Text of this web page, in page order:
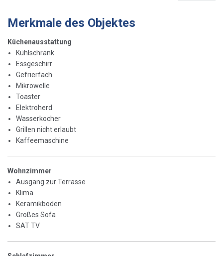
Merkmale des Objektes
Küchenausstattung
Kühlschrank
Essgeschirr
Gefrierfach
Mikrowelle
Toaster
Elektroherd
Wasserkocher
Grillen nicht erlaubt
Kaffeemaschine
Wohnzimmer
Ausgang zur Terrasse
Klima
Keramikboden
Großes Sofa
SAT TV